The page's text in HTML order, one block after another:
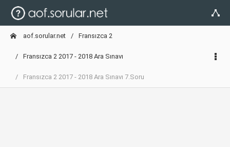
aof.sorular.net Fransızca 2
Fransızca 2 2017 - 2018 Ara Sınavı
Fransızca 2 2017 - 2018 Ara Sınavı 7.Soru